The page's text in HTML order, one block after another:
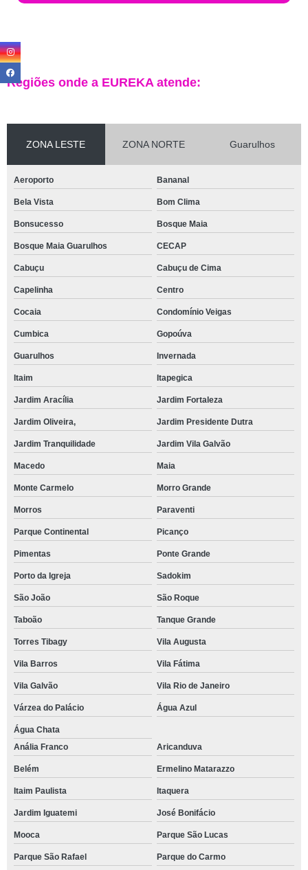
Regiões onde a EUREKA atende:
ZONA LESTE ZONA NORTE Guarulhos
Aeroporto Bananal
Bela Vista Bom Clima
Bonsucesso Bosque Maia
Bosque Maia Guarulhos CECAP
Cabuçu Cabuçu de Cima
Capelinha Centro
Cocaia Condomínio Veigas
Cumbica Gopoúva
Guarulhos Invernada
Itaim Itapegica
Jardim Aracília Jardim Fortaleza
Jardim Oliveira, Jardim Presidente Dutra
Jardim Tranquilidade Jardim Vila Galvão
Macedo Maia
Monte Carmelo Morro Grande
Morros Paraventi
Parque Continental Picanço
Pimentas Ponte Grande
Porto da Igreja Sadokim
São João São Roque
Taboão Tanque Grande
Torres Tibagy Vila Augusta
Vila Barros Vila Fátima
Vila Galvão Vila Rio de Janeiro
Várzea do Palácio Água Azul
Água Chata
Anália Franco
Aricanduva
Belém Ermelino Matarazzo
Itaim Paulista Itaquera
Jardim Iguatemi José Bonifácio
Mooca Parque São Lucas
Parque São Rafael Parque do Carmo